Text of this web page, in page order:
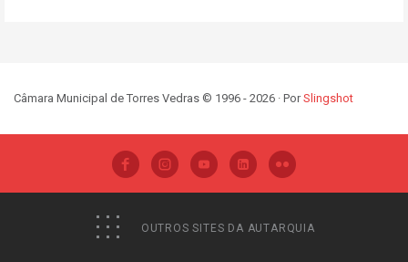
Câmara Municipal de Torres Vedras © 1996 - 2026 · PorSlingshot
OUTROS SITES DA AUTARQUIA